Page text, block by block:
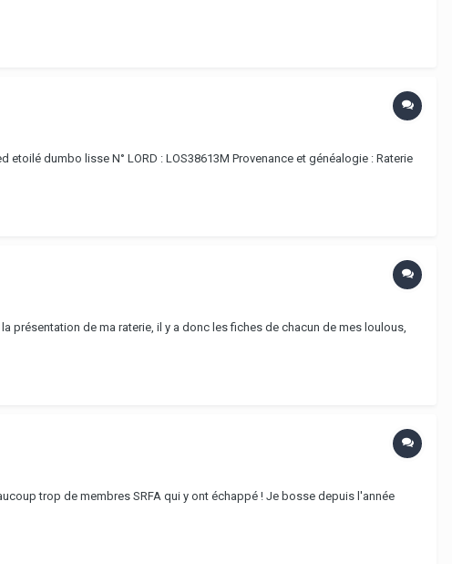
dumbo lisse N° LORD : LOS38613M Provenance et généalogie : Raterie
présentation de ma raterie, il y a donc les fiches de chacun de mes loulous,
trop de membres SRFA qui y ont échappé ! Je bosse depuis l'année